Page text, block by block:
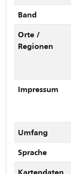
Band
Orte /
Regionen
Impressum
Umfang
Sprache
Kartendaten